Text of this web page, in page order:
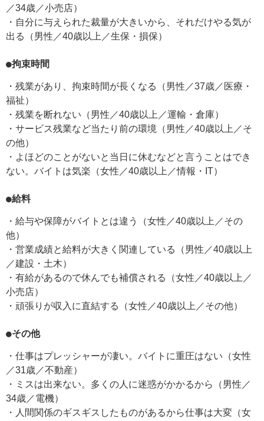
／34歳／小売店）
・自分に与えられた裁量が大きいから、それだけやる気が
出る（男性／40歳以上／生保・損保）
●拘束時間
・残業があり、拘束時間が長くなる（男性／37歳／医療・
福祉）
・残業を断れない（男性／40歳以上／運輸・倉庫）
・サービス残業など当たり前の環境（男性／40歳以上／そ
の他）
・よほどのことがないと当日に休むなどと言うことはでき
ない。バイトは気楽（女性／40歳以上／情報・IT）
●給料
・給与や保障がバイトとは違う（女性／40歳以上／その
他）
・営業成績と給料が大きく関連している（男性／40歳以上
／建設・土木）
・有給があるので休んでも補償される（女性／40歳以上／
小売店）
・頑張りが収入に直結する（女性／40歳以上／その他）
●その他
・仕事はプレッシャーが凄い。バイトに重圧はない（女性
／31歳／不動産）
・ミスは出来ない。多くの人に迷惑がかかるから（男性／
34歳／電機）
・人間関係のギスギスしたものがあるから仕事は大変（女